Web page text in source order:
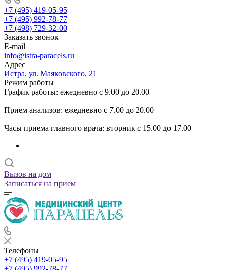
+7 (495) 419-05-95
+7 (495) 992-78-77
+7 (498) 729-32-00
Заказать звонок
E-mail
info@istra-paracels.ru
Адрес
Истра, ул. Маяковского, 21
Режим работы
График работы: ежедневно с 9.00 до 20.00
Прием анализов: ежедневно с 7.00 до 20.00
Часы приема главного врача: вторник с 15.00 до 17.00
Вызов на дом
Записаться на прием
Телефоны
+7 (495) 419-05-95